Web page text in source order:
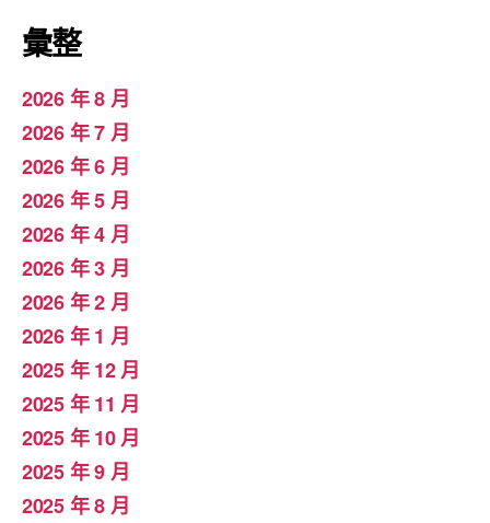
彙整
2026 年 8 月
2026 年 7 月
2026 年 6 月
2026 年 5 月
2026 年 4 月
2026 年 3 月
2026 年 2 月
2026 年 1 月
2025 年 12 月
2025 年 11 月
2025 年 10 月
2025 年 9 月
2025 年 8 月